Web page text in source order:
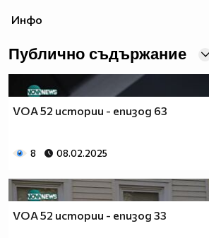
Инфо
Публично съдържание
VOA 52 истории - епизод 63
8 08.02.2025
VOA 52 истории - епизод 33